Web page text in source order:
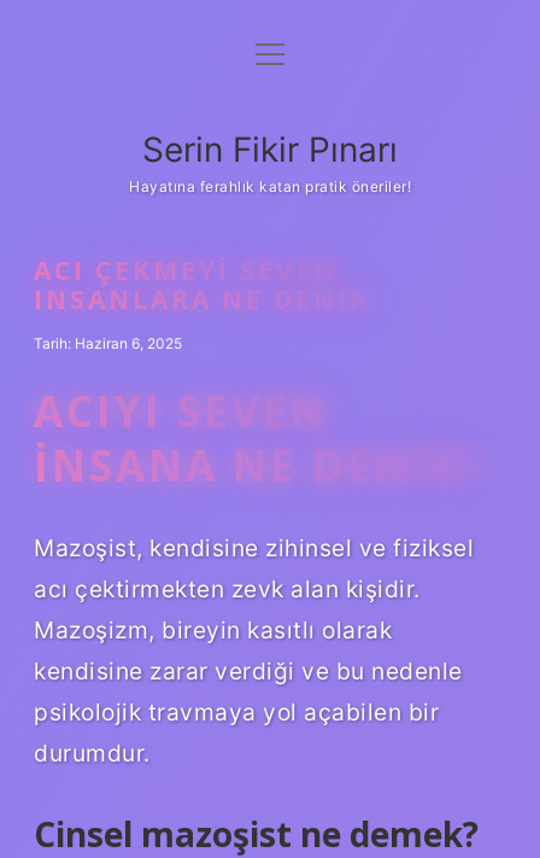
Gizlilik Politikası
Yasal Uyarı
menüyü
Serin Fikir Pınarı
Hayatına ferahlık katan pratik öneriler!
ACI ÇEKMEYI SEVEN
INSANLARA NE DENIR
Tarih: Haziran 6, 2025
ACIYI SEVEN
INSANA NE DENIR?
Mazoşist, kendisine zihinsel ve fiziksel
acı çektirmekten zevk alan kişidir.
Mazoşizm, bireyin kasıtlı olarak
kendisine zarar verdiği ve bu nedenle
psikolojik travmaya yol açabilen bir
durumdur.
Cinsel mazoşist ne demek?